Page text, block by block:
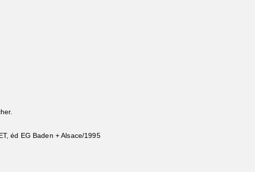
éd EG Baden + Alsace/1995